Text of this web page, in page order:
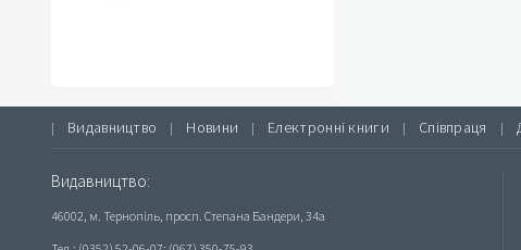
| Видавництво | Новини | Електронні книги | Співпраця |
Видавництво:
46002, м. Тернопіль, просп. Степана Бандери, 34а